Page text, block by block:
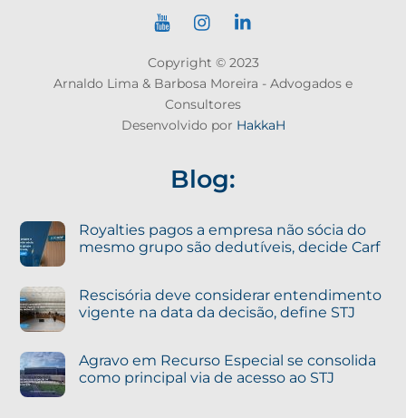
Copyright © 2023
Arnaldo Lima & Barbosa Moreira - Advogados e
Consultores
Desenvolvido por HakkaH
Blog:
Royalties pagos a empresa não sócia do
mesmo grupo são dedutíveis, decide Carf
Rescisória deve considerar entendimento
vigente na data da decisão, define STJ
Agravo em Recurso Especial se consolida
como principal via de acesso ao STJ